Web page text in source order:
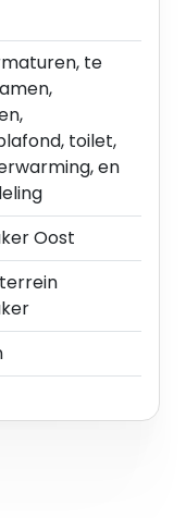
zoals
voor de
na
te
toilet,
en
Oost